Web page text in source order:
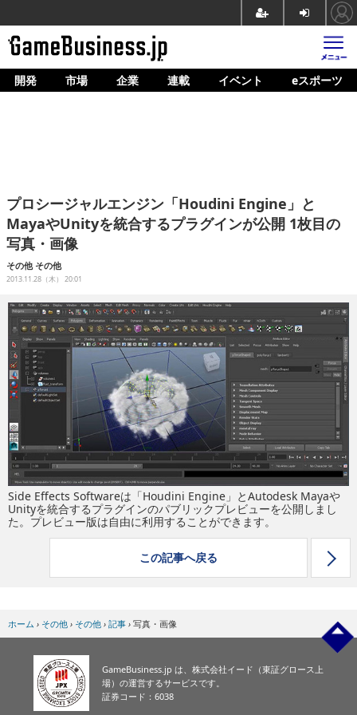
ホーム
企業動向
人材育成
産業政策
連載
イベント/セミナー
eスポーツ
開発 市場 企業 連載 イベント eスポーツ
プロシージャルエンジン「Houdini Engine」と
MayaやUnityを統合するプラグインが公開 1枚目の
写真・画像
その他 その他
2013.11.28（木） 20:01
Side Effects Softwareは「Houdini Engine」とAutodesk Mayaや
Unityを統合するプラグインのパブリックプレビューを公開しまし
た。プレビュー版は自由に利用することができます。
この記事へ戻る
ホーム › その他 › その他 › 記事 › 写真・画像
GameBusiness.jp は、株式会社イード（東証グロース上
場）の運営するサービスです。
証券コード：6038